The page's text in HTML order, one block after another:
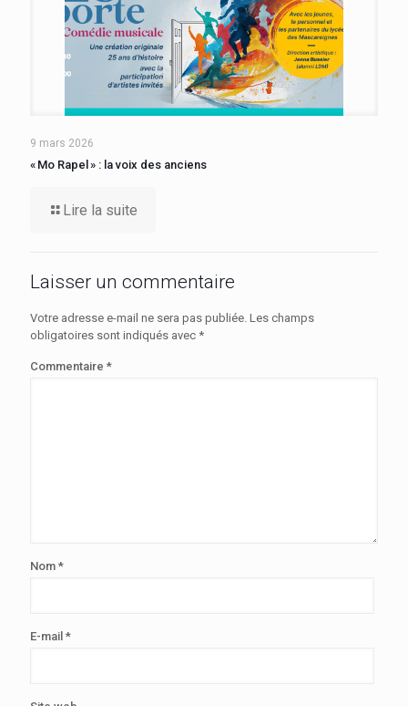
9 mars 2026
« Mo Rapel » : la voix des anciens
Lire la suite
Laisser un commentaire
Votre adresse e-mail ne sera pas publiée. Les champs
obligatoires sont indiqués avec *
Commentaire *
Nom *
E-mail *